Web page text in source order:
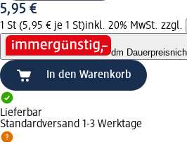
5,95 €
1 St (5,95 € je 1 St)inkl. 20% MwSt. zzgl.
dm Dauerpreis
In den Warenkorb
Lieferbar
Standardversand 1-3 Werktage